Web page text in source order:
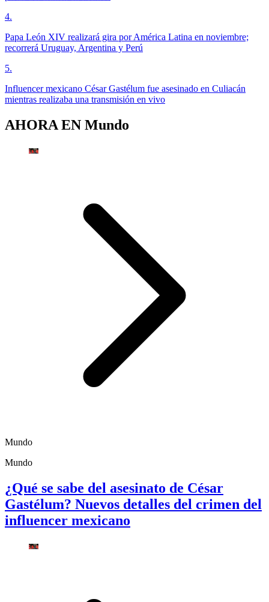
4.
Papa León XIV realizará gira por América Latina en noviembre;
recorrerá Uruguay, Argentina y Perú
5.
Influencer mexicano César Gastélum fue asesinado en Culiacán
mientras realizaba una transmisión en vivo
AHORA EN Mundo
Mundo
Mundo
¿Qué se sabe del asesinato de César
Gastélum? Nuevos detalles del crimen del
influencer mexicano